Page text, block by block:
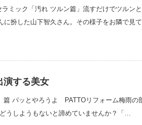
ック「汚れ ツルン篇」流すだけでツルン
に扮した山下智久さん。その様子をお隣で見
する美女
篇 パッとやろうよ PATTOリフォーム梅雨の
うしようもないと諦めていませんか？「…